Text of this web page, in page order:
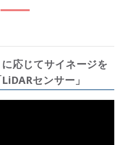
応じてサイネージを
センサー」